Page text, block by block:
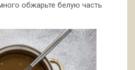
обжарьте белую часть